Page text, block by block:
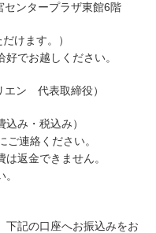
センタープラザ東館6階
けます。）
でお越しください。
ン 代表取締役）
み・税込み）
連絡ください。
返金できません。
記の口座へお振込みをお